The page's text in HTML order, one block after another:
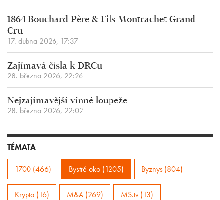
1864 Bouchard Père & Fils Montrachet Grand
Cru
17. dubna 2026, 17:37
Zajímavá čísla k DRCu
28. března 2026, 22:26
Nejzajímavější vinné loupeže
28. března 2026, 22:02
TÉMATA
1700 (466) Bystré oko (1205) Byznys (804)
Krypto (16) M&A (269) MS.tv (13)